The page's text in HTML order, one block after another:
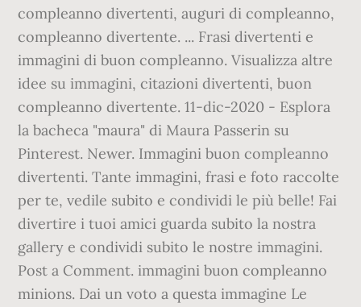
compleanno divertenti, auguri di compleanno,
compleanno divertente. ... Frasi divertenti e
immagini di buon compleanno. Visualizza altre
idee su immagini, citazioni divertenti, buon
compleanno divertente. 11-dic-2020 - Esplora
la bacheca "maura" di Maura Passerin su
Pinterest. Newer. Immagini buon compleanno
divertenti. Tante immagini, frasi e foto raccolte
per te, vedile subito e condividi le più belle! Fai
divertire i tuoi amici guarda subito la nostra
gallery e condividi subito le nostre immagini.
Post a Comment. immagini buon compleanno
minions. Dai un voto a questa immagine Le